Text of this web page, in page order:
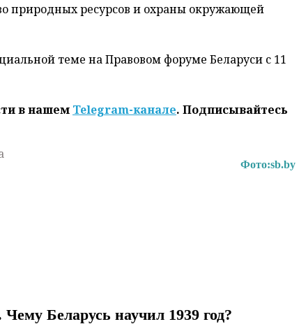
природных ресурсов и охраны окружающей
теме на Правовом форуме Беларуси с 11
в нашем Telegram-канале. Подписывайтесь
Фото:sb.by
Беларусь научил 1939 год?